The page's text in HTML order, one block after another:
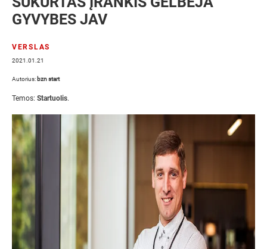
GYVYBES JAV
VERSLAS
2021.01.21
Autorius: bzn start
Temos: Startuolis.